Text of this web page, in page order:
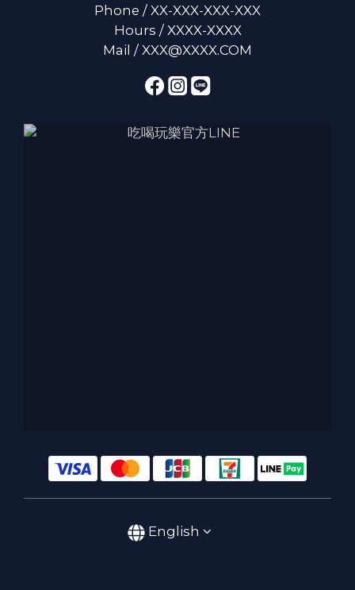
Phone / XX-XXX-XXX-XXX
Hours / XXXX-XXXX
Mail / XXX@XXXX.COM
English